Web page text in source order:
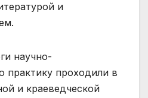
и
научно-
практику проходили в
и краеведческой